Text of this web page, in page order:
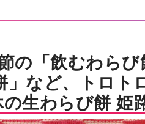
の「飲むわら
」など、トロト
生わらび餅 姫